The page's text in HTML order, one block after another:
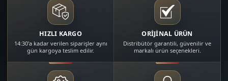
HIZLI KARGO
14:30'a kadar verilen siparişler aynı
gün kargoya teslim edilir.
ORİJİNAL ÜRÜN
Distribütör garantili, güvenilir ve
markalı ürün seçenekleri.